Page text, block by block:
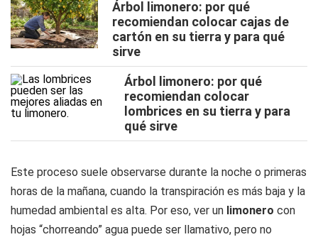
Árbol limonero: por qué
recomiendan colocar cajas de
cartón en su tierra y para qué
sirve
Árbol limonero: por qué
recomiendan colocar
lombrices en su tierra y para
qué sirve
Este proceso suele observarse durante la noche o primeras
horas de la mañana, cuando la transpiración es más baja y la
humedad ambiental es alta. Por eso, ver un limonero con
hojas “chorreando” agua puede ser llamativo, pero no